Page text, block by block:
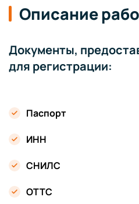
Описание
Документы,
для регистрации:
Паспорт
ИНН
СНИЛС
ОТТС